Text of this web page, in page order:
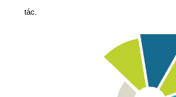
tác.